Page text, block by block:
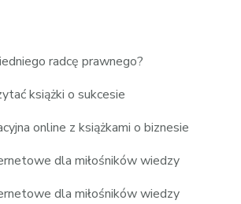
radcę prawnego?
książki o sukcesie
online z książkami o biznesie
dla miłośników wiedzy
dla miłośników wiedzy